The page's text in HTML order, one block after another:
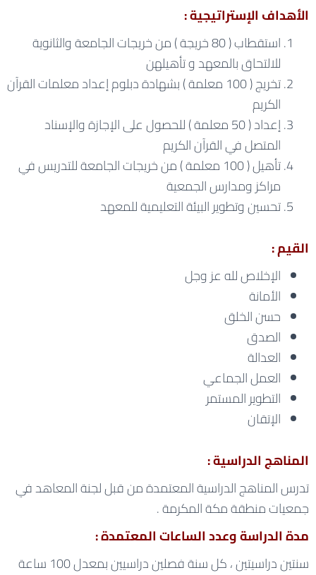
الأهداف الإستراتيجية :
استقطاب ( 80 خريجة ) من خريجات الجامعة والثانوية
للالتحاق بالمعهد و تأهيلهن
تخريج ( 100 معلمة ) بشهادة دبلوم إعداد معلمات القرآن
الكريم
إعداد ( 50 معلمة ) للحصول على الإجازة والإسناد
المتصل في القرآن الكريم
تأهيل ( 100 معلمة ) من خريجات الجامعة للتدريس في
مراكز ومدارس الجمعية
تحسين وتطوير البيئة التعليمية للمعهد
القيم :
الإخلاص لله عز وجل
الأمانة
حسن الخلق
الصدق
العدالة
العمل الجماعي
التطوير المستمر
الإتقان
المناهج الدراسية :
تدرس المناهج الدراسية المعتمدة من قبل لجنة المعاهد في
جمعيات منطقة مكة المكرمة .
مدة الدراسة وعدد الساعات المعتمدة :
سنتين دراسيتين ، كل سنة فصلين دراسيين بمعدل 100 ساعة